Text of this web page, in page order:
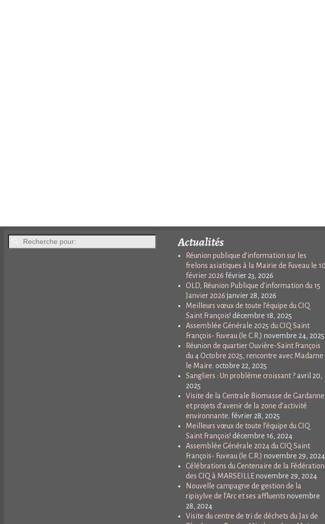
Actualités
Réunion publique d’information sur les
frelons asiatiques à la Mairie de Fuveau le 10
février 2026 février 23, 2026
OLD, Réunion Publique d’information du 15
Janvier 2026 janvier 28, 2026
Meilleurs vœux de toute l’équipe du CIQ
Saint François! décembre 18, 2025
Assemblée Générale 2025 du CIQ Saint
François- Fuveau (le C.R.) novembre 24, 2025
Réunion de quartier Ouvière-Saint François
du 4 Octobre 2025, rencontre avec Madame
le Maire. octobre 22, 2025
Sangliers : Un problème croissant ? avril 20,
2025
Visite de la Centrale Biomasse de Gardanne
et projets d’avenir de la zone d’activité
environnante. février 28, 2025
Meilleurs vœux de toute l’équipe du CIQ
Saint François! décembre 16, 2024
Assemblée Générale 2024 du CIQ Saint
François- Fuveau (le C.R.) novembre 29, 2024
Célébrations du Centenaire de la Fédération
des CIQ à MARSEILLE novembre 29, 2024
Nouvelle campagne de gestion de la
ripisylve de l’Arc et ses affluents novembre
28, 2024
Visite du centre de tri de déchets du Jas de